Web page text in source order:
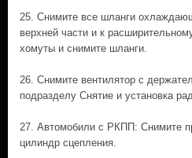
25. Снимите все шланги
верхней части и к
хомуты и снимите шланги.
26. Снимите вентилятор с
подразделу Снятие и установка
27. Автомобили с РКПП: Снимите
цилиндр сцепления.